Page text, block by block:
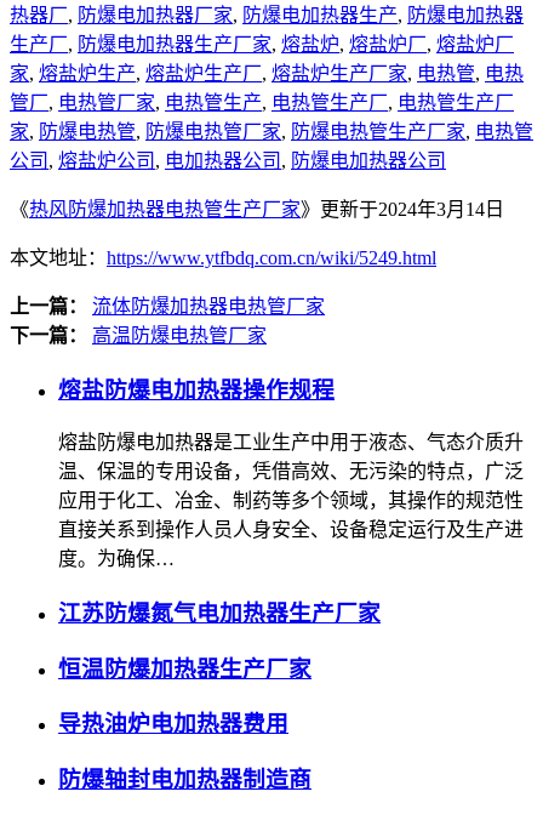
热器厂, 防爆电加热器厂家, 防爆电加热器生产, 防爆电加热器
生产厂, 防爆电加热器生产厂家, 熔盐炉, 熔盐炉厂, 熔盐炉厂
家, 熔盐炉生产, 熔盐炉生产厂, 熔盐炉生产厂家, 电热管, 电热
管厂, 电热管厂家, 电热管生产, 电热管生产厂, 电热管生产厂
家, 防爆电热管, 防爆电热管厂家, 防爆电热管生产厂家, 电热管
公司 , 熔盐炉公司 , 电加热器公司 , 防爆电加热器公司
《热风防爆加热器电热管生产厂家》更新于2024年3月14日
本文地址： https://www.ytfbdq.com.cn/wiki/5249.html
上一篇：
流体防爆加热器电热管厂家
下一篇：
高温防爆电热管厂家
熔盐防爆电加热器操作规程
熔盐防爆电加热器是工业生产中用于液态、气态介质升
温、保温的专用设备，凭借高效、无污染的特点，广泛
应用于化工、冶金、制药等多个领域，其操作的规范性
直接关系到操作人员人身安全、设备稳定运行及生产进
度。为确保…
江苏防爆氮气电加热器生产厂家
恒温防爆加热器生产厂家
导热油炉电加热器费用
防爆轴封电加热器制造商